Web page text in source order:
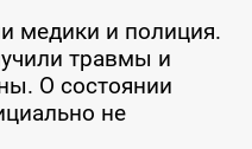
медики и полиция.
травмы и
О состоянии
не